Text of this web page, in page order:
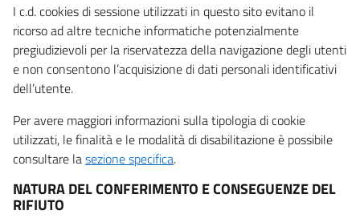
I c.d. cookies di sessione utilizzati in questo sito evitano il
ricorso ad altre tecniche informatiche potenzialmente
pregiudizievoli per la riservatezza della navigazione degli utenti
e non consentono l’acquisizione di dati personali identificativi
dell’utente.
Per avere maggiori informazioni sulla tipologia di cookie
utilizzati, le finalità e le modalità di disabilitazione è possibile
consultare lasezione specifica.
NATURA DEL CONFERIMENTO E CONSEGUENZE DEL
RIFIUTO